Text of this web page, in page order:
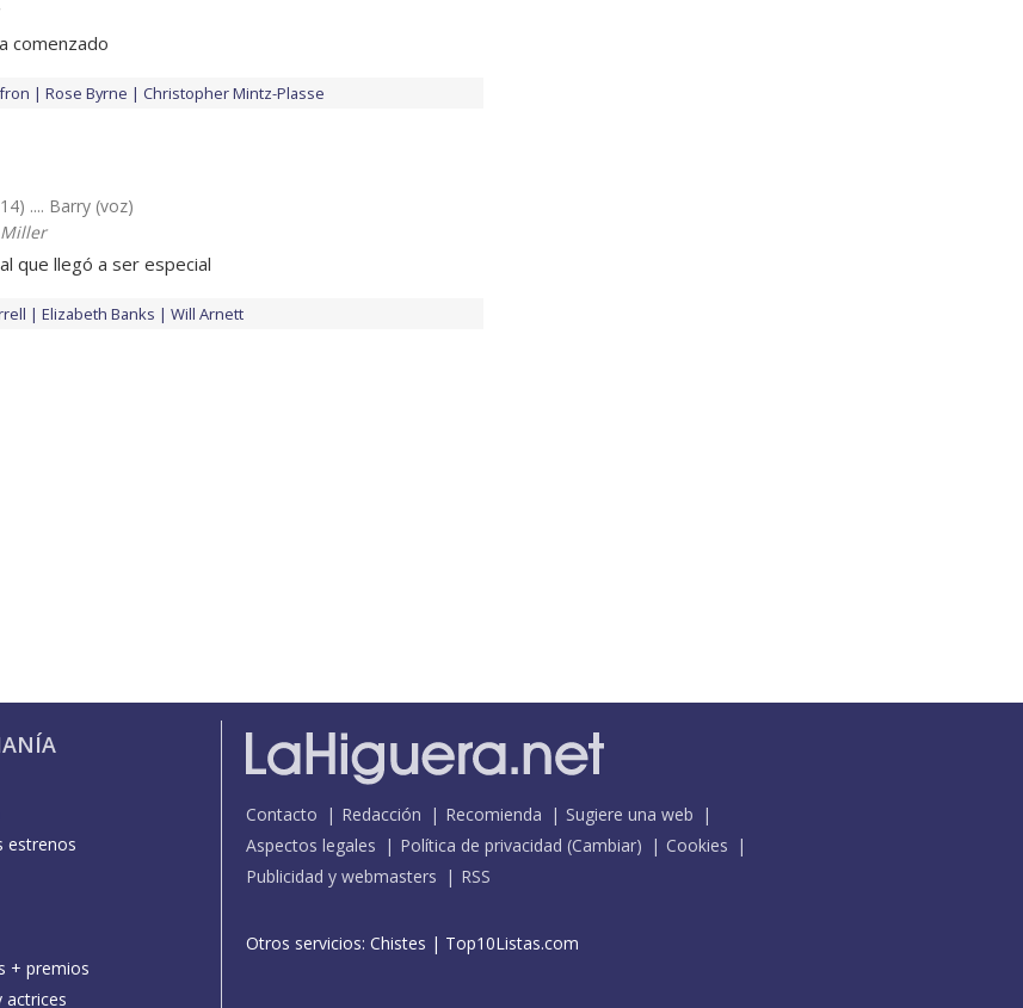
comenzado
Rose Byrne Christopher Mintz-Plasse
.... Barry (voz)
que llegó a ser especial
Elizabeth Banks Will Arnett
estrenos
+ premios
actrices
Contacto Redacción Recomienda
Sugiere una web
Aspectos legales
Política de privacidad (Cambiar)
Cookies
Publicidad y webmasters
RSS
Otros servicios: Chistes | Top10Listas.com